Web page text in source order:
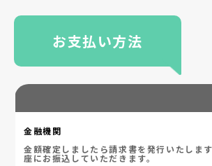
お支払い方法
金融機関
金額確定しましたら請求書を発行いたしま
座にお振込していただきます。